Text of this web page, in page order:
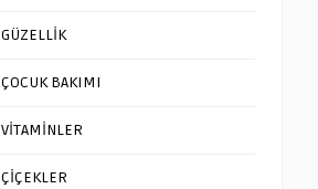
GÜZELLİK
ÇOCUK BAKIMI
VİTAMİNLER
ÇİÇEKLER